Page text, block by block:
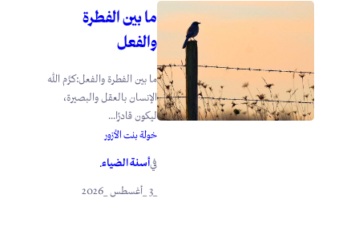
ما بين الفطرة
والفعل
ما بين الفطرة والفعل:كرَّم الله
الإنسان بالعقل والبصيرة،
ليكون قادرًا...
خولة بنت الأزور
فيأسنة الضياء.